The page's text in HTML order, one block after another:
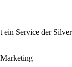
ein Service der